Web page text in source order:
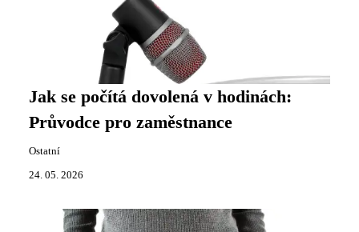
Jak se počítá dovolená v hodinách:
Průvodce pro zaměstnance
Ostatní
24. 05. 2026